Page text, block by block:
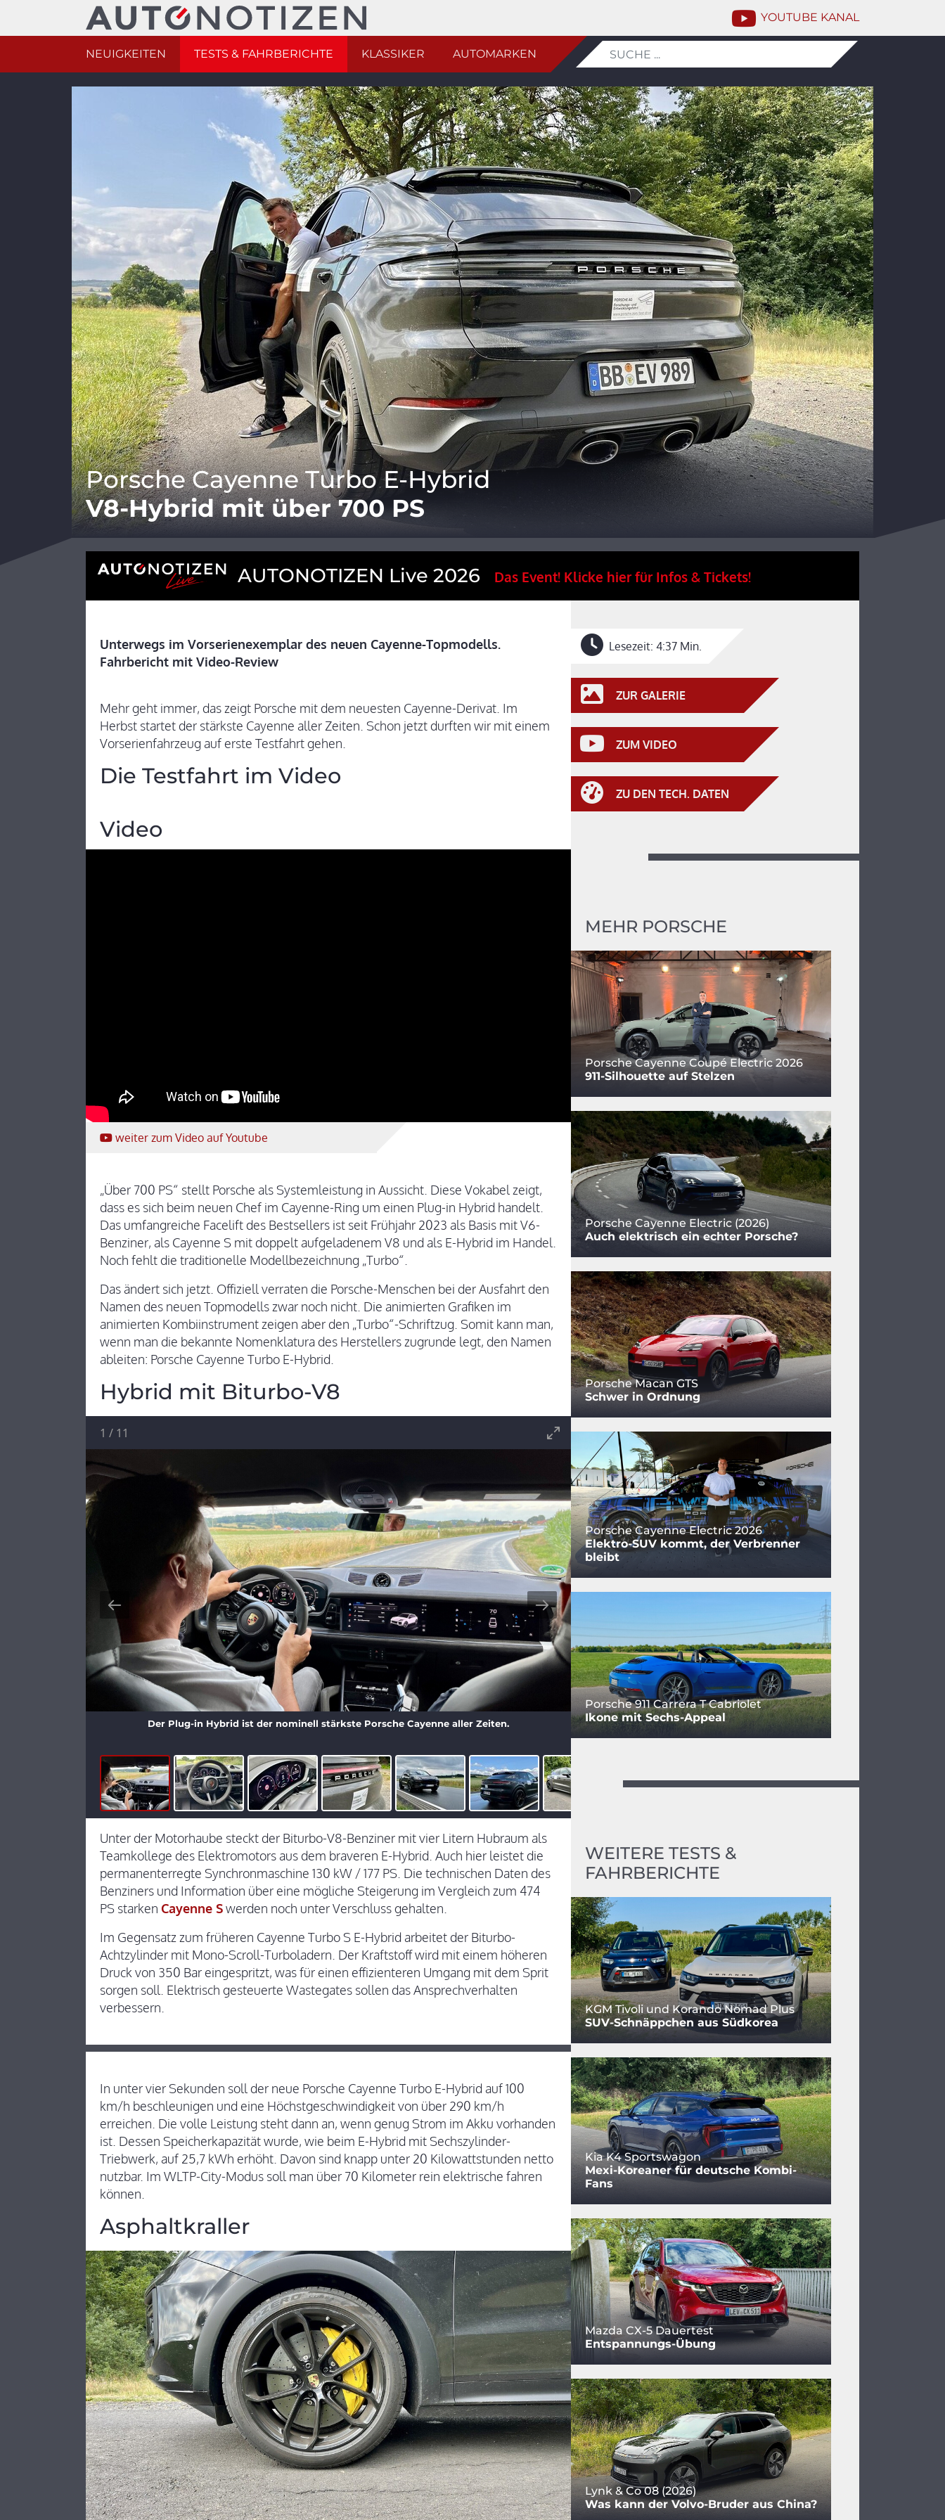
YOUTUBE KANAL
NEUIGKEITEN TESTS & FAHRBERICHTE KLASSIKER AUTOMARKEN
Porsche Cayenne Turbo E-Hybrid
V8-Hybrid mit über 700 PS
AUTONOTIZEN Live 2026 Das Event! Klicke hier für Infos & Tickets!
Unterwegs im Vorserienexemplar des neuen Cayenne-Topmodells.
Fahrbericht mit Video-Review
Mehr geht immer, das zeigt Porsche mit dem neuesten Cayenne-Derivat. Im
Herbst startet der stärkste Cayenne aller Zeiten. Schon jetzt durften wir mit einem
Vorserienfahrzeug auf erste Testfahrt gehen.
Die Testfahrt im Video
Video
weiter zum Video auf Youtube
„Über 700 PS“ stellt Porsche als Systemleistung in Aussicht. Diese Vokabel zeigt,
dass es sich beim neuen Chef im Cayenne-Ring um einen Plug-in Hybrid handelt.
Das umfangreiche Facelift des Bestsellers ist seit Frühjahr 2023 als Basis mit V6-
Benziner, als Cayenne S mit doppelt aufgeladenem V8 und als E-Hybrid im Handel.
Noch fehlt die traditionelle Modellbezeichnung „Turbo“.
Das ändert sich jetzt. Offiziell verraten die Porsche-Menschen bei der Ausfahrt den
Namen des neuen Topmodells zwar noch nicht. Die animierten Grafiken im
animierten Kombiinstrument zeigen aber den „Turbo“-Schriftzug. Somit kann man,
wenn man die bekannte Nomenklatura des Herstellers zugrunde legt, den Namen
ableiten: Porsche Cayenne Turbo E-Hybrid.
Hybrid mit Biturbo-V8
Der Plug-in Hybrid ist der nominell stärkste Porsche Cayenne aller Zeiten.
1 / 11
Unter der Motorhaube steckt der Biturbo-V8-Benziner mit vier Litern Hubraum als
Teamkollege des Elektromotors aus dem braveren E-Hybrid. Auch hier leistet die
permanenterregte Synchronmaschine 130 kW / 177 PS. Die technischen Daten des
Benziners und Information über eine mögliche Steigerung im Vergleich zum 474
PS starken Cayenne Swerden noch unter Verschluss gehalten.
Im Gegensatz zum früheren Cayenne Turbo S E-Hybrid arbeitet der Biturbo-
Achtzylinder mit Mono-Scroll-Turboladern. Der Kraftstoff wird mit einem höheren
Druck von 350 Bar eingespritzt, was für einen effizienteren Umgang mit dem Sprit
sorgen soll. Elektrisch gesteuerte Wastegates sollen das Ansprechverhalten
verbessern.
In unter vier Sekunden soll der neue Porsche Cayenne Turbo E-Hybrid auf 100
km/h beschleunigen und eine Höchstgeschwindigkeit von über 290 km/h
erreichen. Die volle Leistung steht dann an, wenn genug Strom im Akku vorhanden
ist. Dessen Speicherkapazität wurde, wie beim E-Hybrid mit Sechszylinder-
Triebwerk, auf 25,7 kWh erhöht. Davon sind knapp unter 20 Kilowattstunden netto
nutzbar. Im WLTP-City-Modus soll man über 70 Kilometer rein elektrische fahren
können.
Asphaltkraller
Lesezeit: 4:37 Min.
ZUR GALERIE
ZUM VIDEO
ZU DEN TECH. DATEN
MEHR PORSCHE
Porsche Cayenne Coupé Electric 2026
911-Silhouette auf Stelzen
Porsche Cayenne Electric (2026)
Auch elektrisch ein echter Porsche?
Porsche Macan GTS
Schwer in Ordnung
Porsche Cayenne Electric 2026
Elektro-SUV kommt, der Verbrenner
bleibt
Porsche 911 Carrera T Cabriolet
Ikone mit Sechs-Appeal
WEITERE TESTS &
FAHRBERICHTE
KGM Tivoli und Korando Nomad Plus
SUV-Schnäppchen aus Südkorea
Kia K4 Sportswagon
Mexi-Koreaner für deutsche Kombi-
Fans
Mazda CX-5 Dauertest
Entspannungs-Übung
Lynk & Co 08 (2026)
Was kann der Volvo-Bruder aus China?